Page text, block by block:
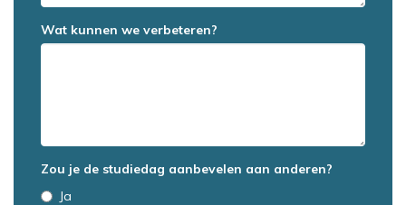
Wat kunnen we verbeteren?
Zou je de studiedag aanbevelen aan anderen?
Ja